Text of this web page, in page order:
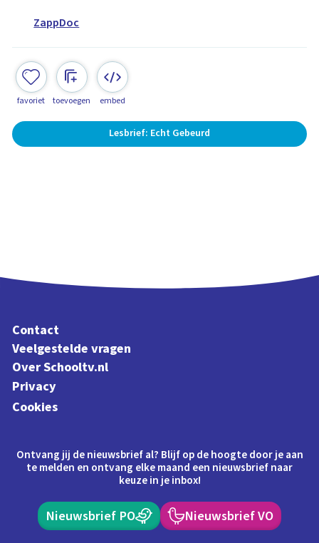
ZappDoc
favoriet toevoegen embed
Lesbrief: Echt Gebeurd
Contact
Veelgestelde vragen
Over Schooltv.nl
Privacy
Cookies
Ontvang jij de nieuwsbrief al? Blijf op de hoogte door je aan
te melden en ontvang elke maand een nieuwsbrief naar
keuze in je inbox!
Nieuwsbrief PO Nieuwsbrief VO